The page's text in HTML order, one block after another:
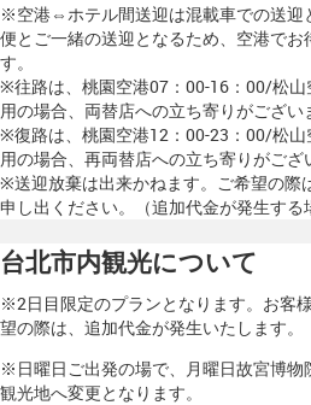
※空港⇔ホテル間送迎は混載車での送迎
便とご一緒の送迎となるため、空港でお
す。
※往路は、桃園空港07：00-16：00/松
用の場合、両替店への立ち寄りがござい
※復路は、桃園空港12：00-23：00/松
用の場合、再両替店への立ち寄りがござ
※送迎放棄は出来かねます。ご希望の際
申し出ください。（追加代金が発生する
台北市内観光について
※2日目限定のプランとなります。お客
望の際は、追加代金が発生いたします。
※日曜日ご出発の場で、月曜日故宮博物
観光地へ変更となります。